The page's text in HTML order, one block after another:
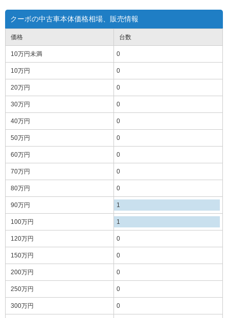
クーボの中古車本体価格相場、販売情報
価格
10万円未満
10万円
20万円
30万円
40万円
50万円
60万円
70万円
80万円
90万円
100万円
120万円
150万円
200万円
250万円
300万円
台数
0
0
0
0
0
0
0
0
0
1
1
0
0
0
0
0